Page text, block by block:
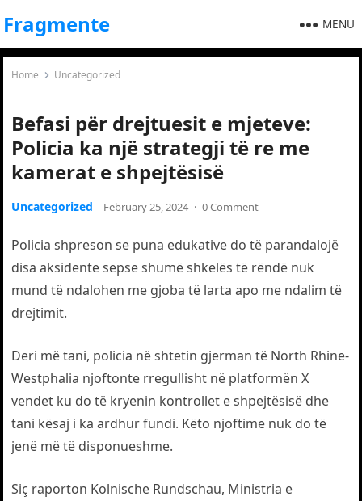
Fragmente MENU
Home Uncategorized
Befasi për drejtuesit e mjeteve:
Policia ka një strategji të re me
kamerat e shpejtësisë
Uncategorized February 25, 2024 · 0 Comment
Policia shpreson se puna edukative do të parandalojë
disa aksidente sepse shumë shkelës të rëndë nuk
mund të ndalohen me gjoba të larta apo me ndalim të
drejtimit.
Deri më tani, policia në shtetin gjerman të North Rhine-
Westphalia njoftonte rregullisht në platformën X
vendet ku do të kryenin kontrollet e shpejtësisë dhe
tani kësaj i ka ardhur fundi. Këto njoftime nuk do të
jenë më të disponueshme.
Siç raporton Kolnische Rundschau, Ministria e